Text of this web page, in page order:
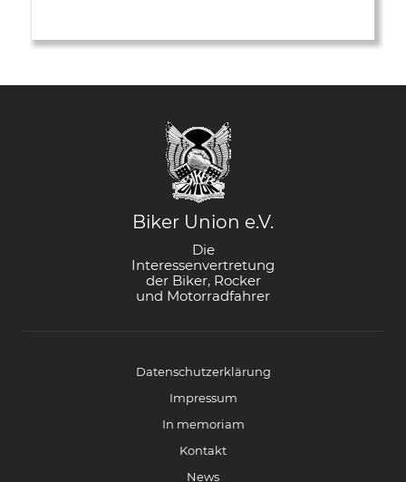
Biker Union e.V.
Die
Interessenvertretung
der Biker, Rocker
und Motorradfahrer
Datenschutzerklärung
Impressum
In memoriam
Kontakt
News